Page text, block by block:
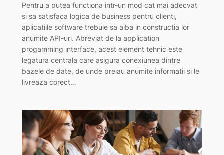
Pentru a putea functiona intr-un mod cat mai adecvat
si sa satisfaca logica de business pentru clienti,
aplicatiile software trebuie sa aiba in constructia lor
anumite API-uri. Abreviat de la application
progamming interface, acest element tehnic este
legatura centrala care asigura conexiunea dintre
bazele de date, de unde preiau anumite informatii si le
livreaza corect…